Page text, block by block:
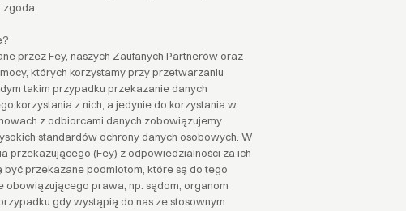
przez Fey, naszych Zaufanych Partnerów oraz
których korzystamy przy przetwarzaniu
takim przypadku przekazanie danych
korzystania z nich, a jedynie do korzystania w
z odbiorcami danych zobowiązujemy
standardów ochrony danych osobowych. W
przekazującego (Fey) z odpowiedzialności za ich
przekazane podmiotom, które są do tego
prawa, np. sądom, organom
gdy wystąpią do nas ze stosownym